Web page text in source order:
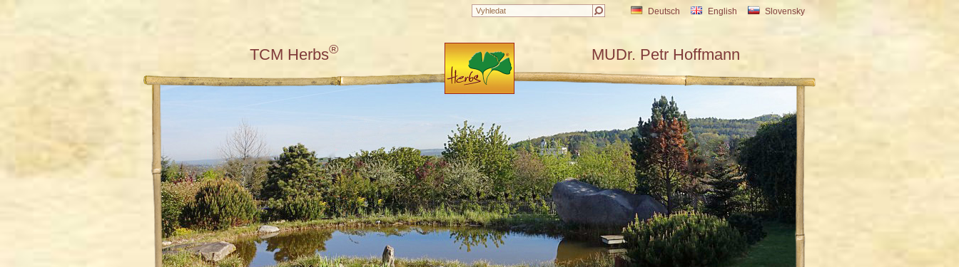
Deutsch English Slovensky
TCM Herbs® MUDr. Petr Hoffmann